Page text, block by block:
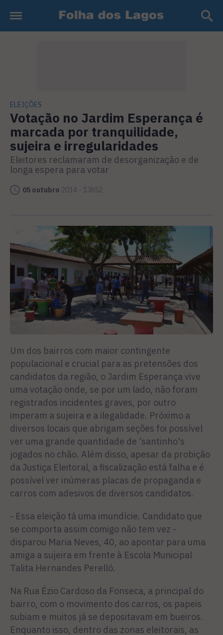
ELEIÇÕES
Votação no Jardim Esperança é
marcada por tranquilidade,
sujeira e irregularidades
Eleitores reclamaram de desorganização e de
longa espera para votar
05 outubro 2014 - 13h52
Um dos bairros com maior contingente
populacional e crucial para as pretensões dos
candidatos da região, o Jardim Esperança vive
uma votação onde, se por um lado, não foram
registrados incidentes graves, por outro
imperam a sujeira e a ilegalidade. Próximo a
diversos locais que abrigam seções foi possível
ver uma grande quantidade de 'santinho's
jogados no chão. Além disso, apesar da probição
da Justiça Eleitoral, a fiscalização está falha e é
possível ver inúmeras placas de propaganda e
carros com adesivos de diversos candidatos.
- Essa eleição tá uma imundície. Candidato que
se comporta assim comigo não tem vez -
disparou Maria Neves, 40, ao apontar para uma
amiga a sujeira em frente à Escola Municipal
Talita Hernandes Perelló.
Na Rua Ézio Cardoso da Fonseca, a principal do
bairro, com o movimento dos carros, os papeis
subiam e muitos já se depositavam em bueiros.
Enquanto isso, dentro das zonas eleitorais, as